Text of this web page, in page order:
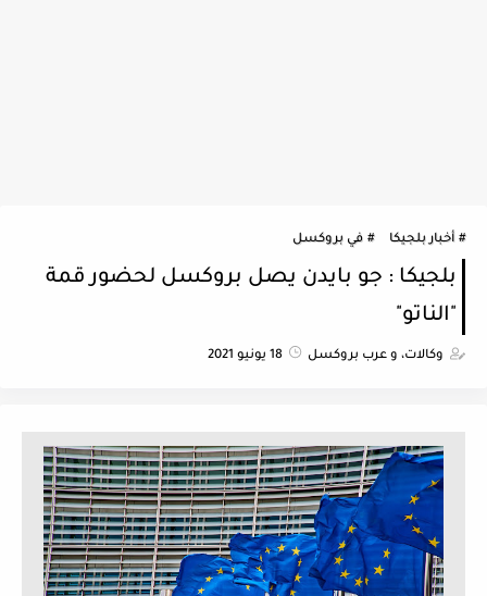
أخبار بلجيكا في بروكسل
بلجيكا : جو بايدن يصل بروكسل لحضور قمة
"الناتو"
وكالات، و عرب بروكسل 18 يونيو 2021